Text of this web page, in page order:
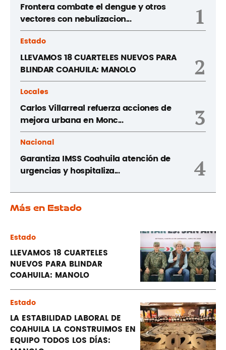
Frontera combate el dengue y otros
vectores con nebulizacion...
1
Estado
LLEVAMOS 18 CUARTELES NUEVOS PARA
BLINDAR COAHUILA: MANOLO
2
Locales
Carlos Villarreal refuerza acciones de
mejora urbana en Monc...
3
Nacional
Garantiza IMSS Coahuila atención de
urgencias y hospitaliza...
4
Más en Estado
Estado
LLEVAMOS 18 CUARTELES
NUEVOS PARA BLINDAR
COAHUILA: MANOLO
Estado
LA ESTABILIDAD LABORAL DE
COAHUILA LA CONSTRUIMOS EN
EQUIPO TODOS LOS DÍAS: